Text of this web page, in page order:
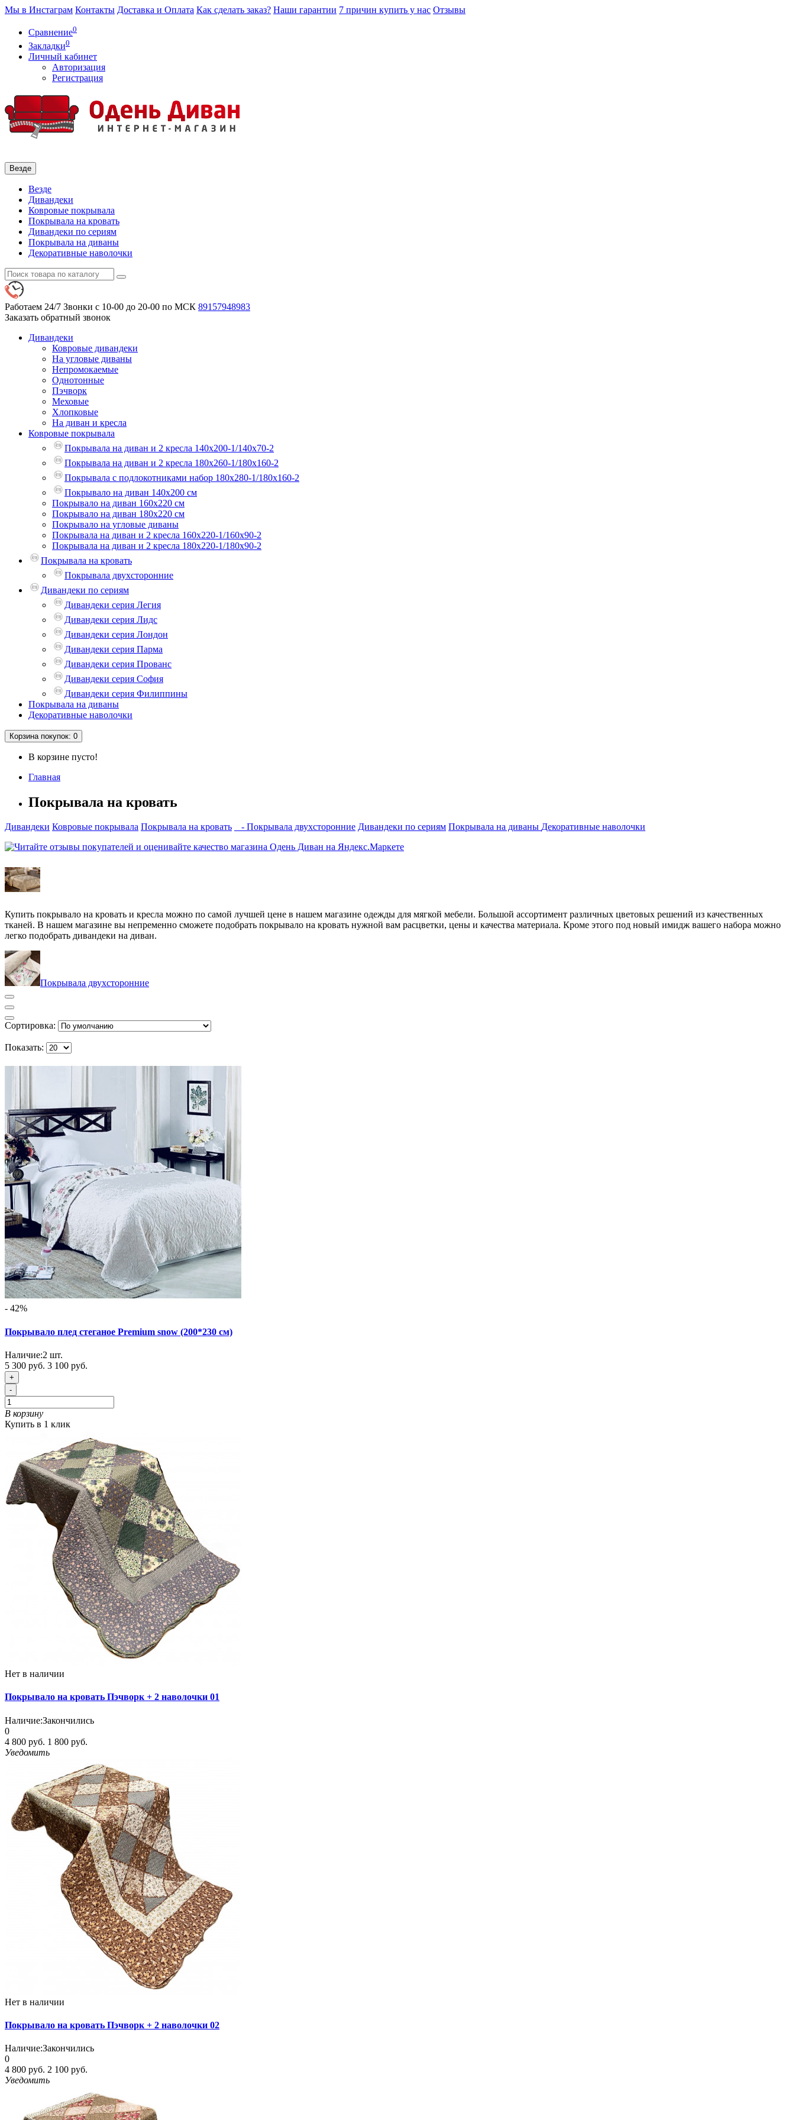
Мы в Инстаграм Контакты Доставка и Оплата Как сделать заказ? Наши гарантии 7 причин купить у нас Отзывы
Сравнение0
Закладки0
Личный кабинет
Авторизация
Регистрация
Везде
Везде
Дивандеки
Ковровые покрывала
Покрывала на кровать
Дивандеки по сериям
Покрывала на диваны
Декоративные наволочки
Работаем 24/7 Звонки с 10-00 до 20-00 по МСК 89157948983
Заказать обратный звонок
Дивандеки
Ковровые дивандеки
На угловые диваны
Непромокаемые
Однотонные
Пэчворк
Меховые
Хлопковые
На диван и кресла
Ковровые покрывала
Покрывала на диван и 2 кресла 140х200-1/140х70-2
Покрывала на диван и 2 кресла 180х260-1/180х160-2
Покрывала с подлокотниками набор 180х280-1/180х160-2
Покрывало на диван 140х200 см
Покрывало на диван 160х220 см
Покрывало на диван 180х220 см
Покрывало на угловые диваны
Покрывала на диван и 2 кресла 160х220-1/160х90-2
Покрывала на диван и 2 кресла 180х220-1/180х90-2
Покрывала на кровать
Покрывала двухсторонние
Дивандеки по сериям
Дивандеки серия Легия
Дивандеки серия Лидс
Дивандеки серия Лондон
Дивандеки серия Парма
Дивандеки серия Прованс
Дивандеки серия София
Дивандеки серия Филиппины
Покрывала на диваны
Декоративные наволочки
Корзина покупок: 0
В корзине пусто!
Главная
Покрывала на кровать
Дивандеки Ковровые покрывала Покрывала на кровать - Покрывала двухсторонние Дивандеки по сериям Покрывала на диваны Декоративные наволочки
Купить покрывало на кровать и кресла можно по самой лучшей цене в нашем магазине одежды для мягкой мебели. Большой ассортимент различных цветовых решений из качественных
тканей. В нашем магазине вы непременно сможете подобрать покрывало на кровать нужной вам расцветки, цены и качества материала. Кроме этого под новый имидж вашего набора можно
легко подобрать дивандеки на диван.
Покрывала двухсторонние
Сортировка:
Показать:
- 42%
Покрывало плед стеганое Premium snow (200*230 см)
Наличие:2 шт.
5 300 руб. 3 100 руб.
+
-
В корзину
Купить в 1 клик
Нет в наличии
Покрывало на кровать Пэчворк + 2 наволочки 01
Наличие:Закончились
0
4 800 руб. 1 800 руб.
Уведомить
Нет в наличии
Покрывало на кровать Пэчворк + 2 наволочки 02
Наличие:Закончились
0
4 800 руб. 2 100 руб.
Уведомить